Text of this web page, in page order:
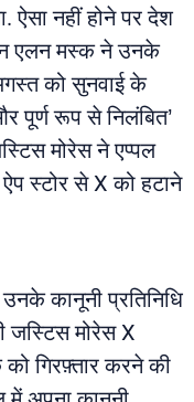
ऐसा नहीं होने पर देश
एलन मस्क ने उनके
को सुनवाई के
पूर्ण रूप से निलंबित’
मोरेस ने एप्पल
स्टोर से X को हटाने
कानूनी प्रतिनिधि
जस्टिस मोरेस X
गिरफ़्तार करने की